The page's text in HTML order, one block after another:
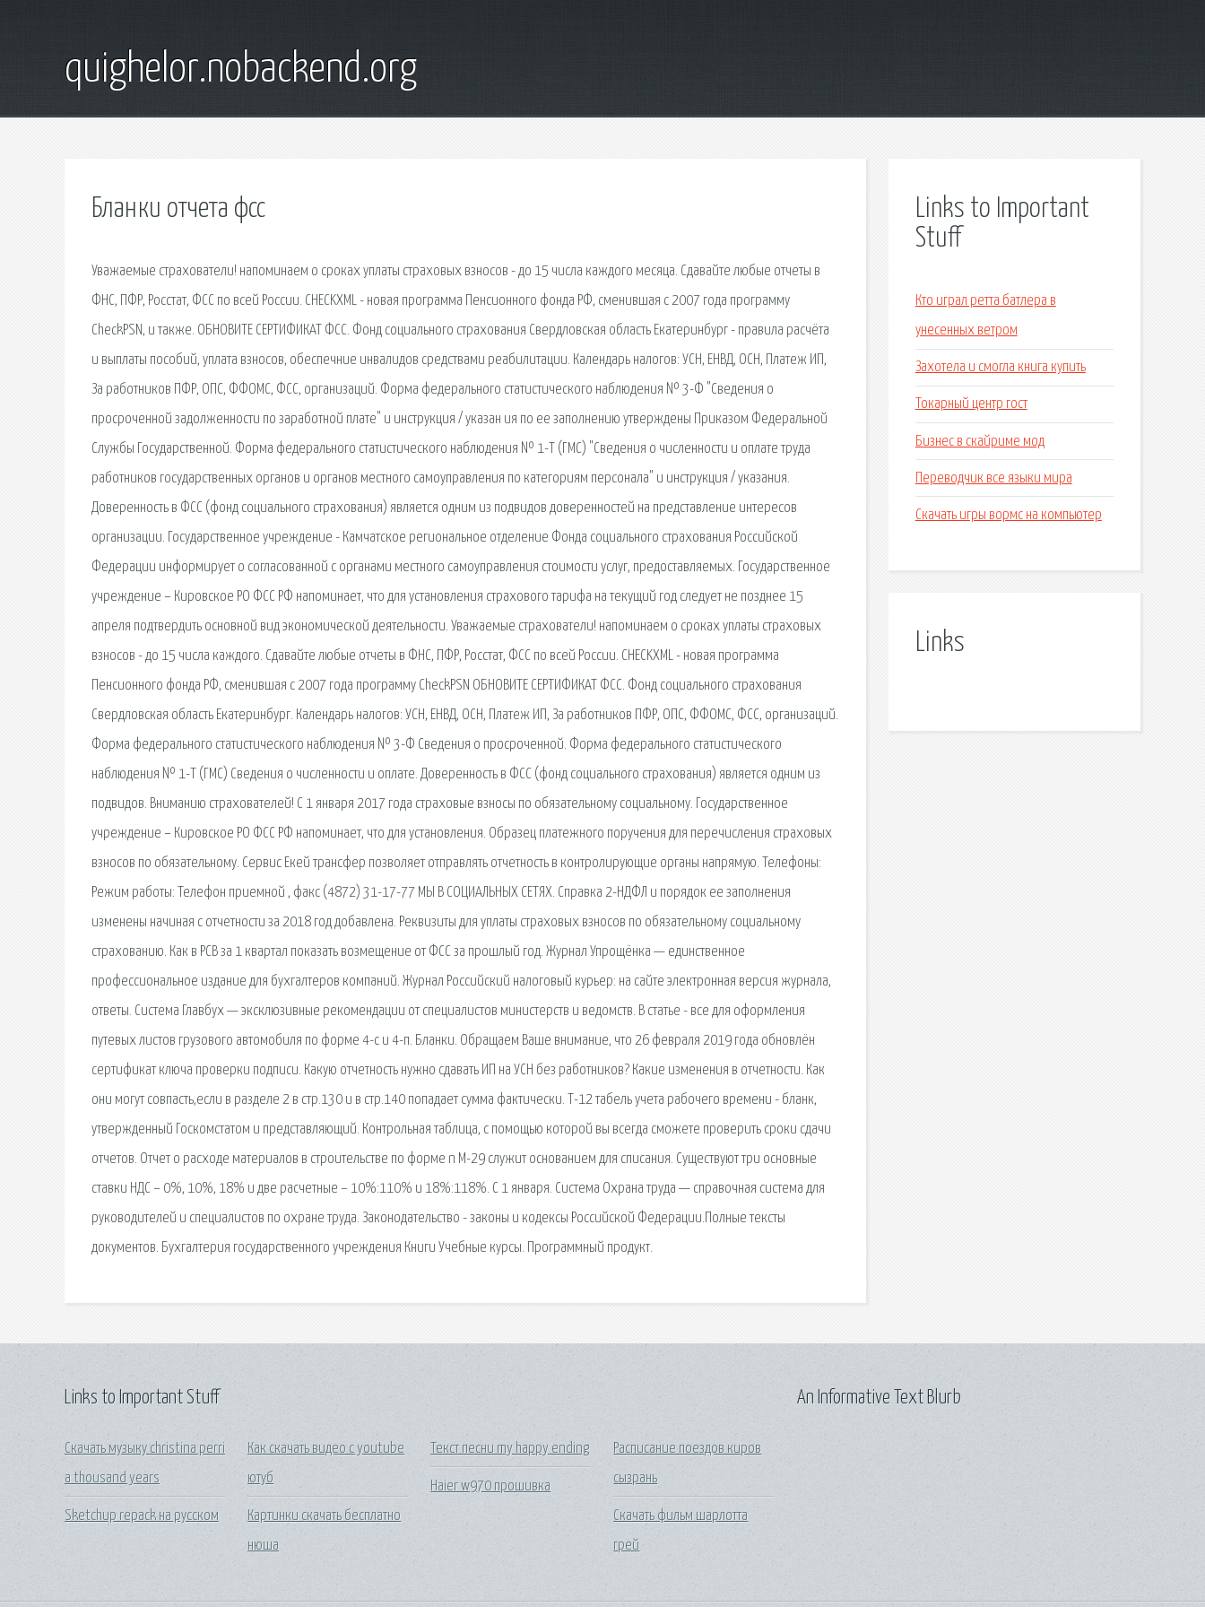
quighelor.nobackend.org
Бланки отчета фсс
Уважаемые страхователи! напоминаем о сроках уплаты страховых взносов - до 15 числа каждого месяца. Сдавайте любые отчеты в
ФНС, ПФР, Росстат, ФСС по всей России. CHECKXML - новая программа Пенсионного фонда РФ, сменившая с 2007 года программу
CheckPSN, и также. ОБНОВИТЕ СЕРТИФИКАТ ФСС. Фонд социального страхования Свердловская область Екатеринбург - правила расчёта
и выплаты пособий, уплата взносов, обеспечние инвалидов средствами реабилитации. Календарь налогов: УСН, ЕНВД, ОСН, Платеж ИП,
За работников ПФР, ОПС, ФФОМС, ФСС, организаций. Форма федерального статистического наблюдения № 3-Ф "Сведения о
просроченной задолженности по заработной плате" и инструкция / указан ия по ее заполнению утверждены Приказом Федеральной
Службы Государственной. Форма федерального статистического наблюдения № 1-Т (ГМС) "Сведения о численности и оплате труда
работников государственных органов и органов местного самоуправления по категориям персонала" и инструкция / указания.
Доверенность в ФСС (фонд социального страхования) является одним из подвидов доверенностей на представление интересов
организации. Государственное учреждение - Камчатское региональное отделение Фонда социального страхования Российской
Федерации информирует о согласованной с органами местного самоуправления стоимости услуг, предоставляемых. Государственное
учреждение – Кировское РО ФСС РФ напоминает, что для установления страхового тарифа на текущий год следует не позднее 15
апреля подтвердить основной вид экономической деятельности. Уважаемые страхователи! напоминаем о сроках уплаты страховых
взносов - до 15 числа каждого. Сдавайте любые отчеты в ФНС, ПФР, Росстат, ФСС по всей России. CHECKXML - новая программа
Пенсионного фонда РФ, сменившая с 2007 года программу CheckPSN ОБНОВИТЕ СЕРТИФИКАТ ФСС. Фонд социального страхования
Свердловская область Екатеринбург. Календарь налогов: УСН, ЕНВД, ОСН, Платеж ИП, За работников ПФР, ОПС, ФФОМС, ФСС, организаций.
Форма федерального статистического наблюдения № 3-Ф Сведения о просроченной. Форма федерального статистического
наблюдения № 1-Т (ГМС) Сведения о численности и оплате. Доверенность в ФСС (фонд социального страхования) является одним из
подвидов. Вниманию страхователей! С 1 января 2017 года страховые взносы по обязательному социальному. Государственное
учреждение – Кировское РО ФСС РФ напоминает, что для установления. Образец платежного поручения для перечисления страховых
взносов по обязательному. Сервис Екей трансфер позволяет отправлять отчетность в контролирующие органы напрямую. Телефоны:
Режим работы: Телефон приемной , факс (4872) 31-17-77 МЫ В СОЦИАЛЬНЫХ СЕТЯХ. Справка 2-НДФЛ и порядок ее заполнения
изменены начиная с отчетности за 2018 год добавлена. Реквизиты для уплаты страховых взносов по обязательному социальному
страхованию. Как в РСВ за 1 квартал показать возмещение от ФСС за прошлый год. Журнал Упрощёнка — единственное
профессиональное издание для бухгалтеров компаний. Журнал Российский налоговый курьер: на сайте электронная версия журнала,
ответы. Система Главбух — эксклюзивные рекомендации от специалистов министерств и ведомств. В статье - все для оформления
путевых листов грузового автомобиля по форме 4-с и 4-п. Бланки. Обращаем Ваше внимание, что 26 февраля 2019 года обновлён
сертификат ключа проверки подписи. Какую отчетность нужно сдавать ИП на УСН без работников? Какие изменения в отчетности. Как
они могут совпасть,если в разделе 2 в стр.130 и в стр.140 попадает сумма фактически. Т-12 табель учета рабочего времени - бланк,
утвержденный Госкомстатом и представляющий. Контрольная таблица, с помощью которой вы всегда сможете проверить сроки сдачи
отчетов. Отчет о расходе материалов в строительстве по форме n М-29 служит основанием для списания. Существуют три основные
ставки НДС – 0%, 10%, 18% и две расчетные – 10%:110% и 18%:118%. С 1 января. Система Охрана труда — справочная система для
руководителей и специалистов по охране труда. Законодательство - законы и кодексы Российской Федерации.Полные тексты
документов. Бухгалтерия государственного учреждения Книги Учебные курсы. Программный продукт.
Links to Important
Stuff
Кто играл ретта батлера в
унесенных ветром
Захотела и смогла книга купить
Токарный центр гост
Бизнес в скайриме мод
Переводчик все языки мира
Скачать игры вормс на компьютер
Links
Links to Important Stuff
Скачать музыку christina perri
a thousand years
Sketchup repack на русском
Как скачать видео с youtube
ютуб
Картинки скачать бесплатно
нюша
Текст песни my happy ending
Haier w970 прошивка
Расписание поездов киров
сызрань
Скачать фильм шарлотта
грей
An Informative Text Blurb